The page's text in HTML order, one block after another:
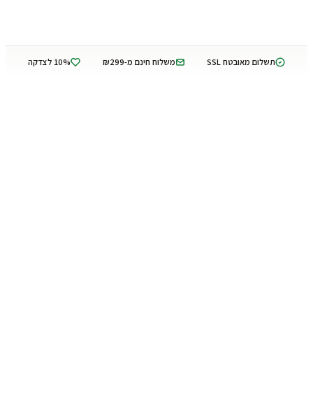
תשלום מאובטח SSL משלוח חינם מ-₪299 10% לצדקה